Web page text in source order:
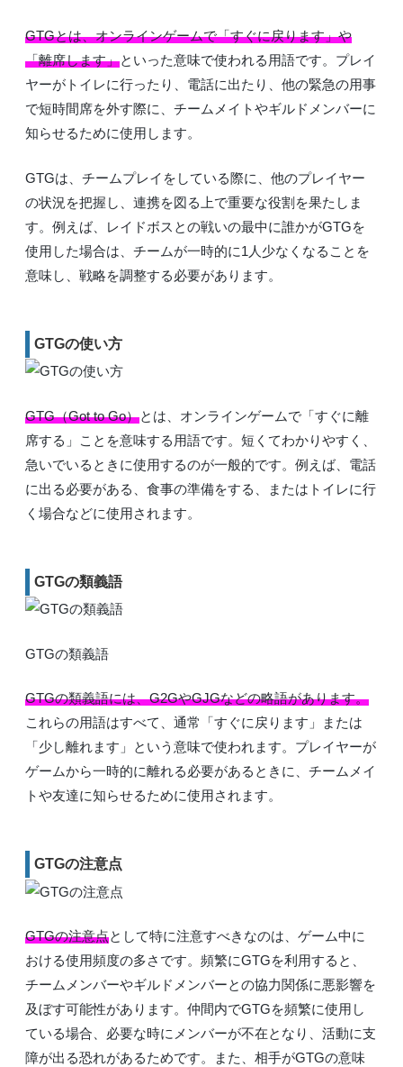
GTGとは、オンラインゲームで「すぐに戻ります」や
「離席します」といった意味で使われる用語です。プレイ
ヤーがトイレに行ったり、電話に出たり、他の緊急の用事
で短時間席を外す際に、チームメイトやギルドメンバーに
知らせるために使用します。
GTGは、チームプレイをしている際に、他のプレイヤー
の状況を把握し、連携を図る上で重要な役割を果たしま
す。例えば、レイドボスとの戦いの最中に誰かがGTGを
使用した場合は、チームが一時的に1人少なくなることを
意味し、戦略を調整する必要があります。
GTGの使い方
GTG（Got to Go）とは、オンラインゲームで「すぐに離
席する」ことを意味する用語です。短くてわかりやすく、
急いでいるときに使用するのが一般的です。例えば、電話
に出る必要がある、食事の準備をする、またはトイレに行
く場合などに使用されます。
GTGの類義語
GTGの類義語
GTGの類義語には、G2GやGJGなどの略語があります。
これらの用語はすべて、通常「すぐに戻ります」または
「少し離れます」という意味で使われます。プレイヤーが
ゲームから一時的に離れる必要があるときに、チームメイ
トや友達に知らせるために使用されます。
GTGの注意点
GTGの注意点として特に注意すべきなのは、ゲーム中に
おける使用頻度の多さです。頻繁にGTGを利用すると、
チームメンバーやギルドメンバーとの協力関係に悪影響を
及ぼす可能性があります。仲間内でGTGを頻繁に使用し
ている場合、必要な時にメンバーが不在となり、活動に支
障が出る恐れがあるためです。また、相手がGTGの意味